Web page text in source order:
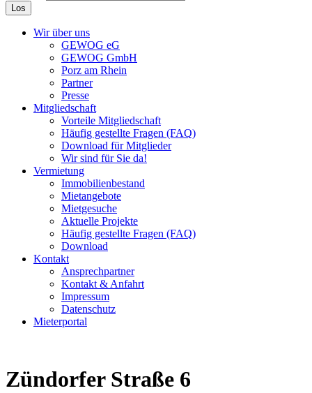
Los
Wir über uns
GEWOG eG
GEWOG GmbH
Porz am Rhein
Partner
Presse
Mitgliedschaft
Vorteile Mitgliedschaft
Häufig gestellte Fragen (FAQ)
Download für Mitglieder
Wir sind für Sie da!
Vermietung
Immobilienbestand
Mietangebote
Mietgesuche
Aktuelle Projekte
Häufig gestellte Fragen (FAQ)
Download
Kontakt
Ansprechpartner
Kontakt & Anfahrt
Impressum
Datenschutz
Mieterportal
Zündorfer Straße 6